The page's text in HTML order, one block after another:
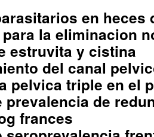
en heces
la eliminacion
estruvita y cistina
del canal
pelvica triple en el
prevalencia de
frances